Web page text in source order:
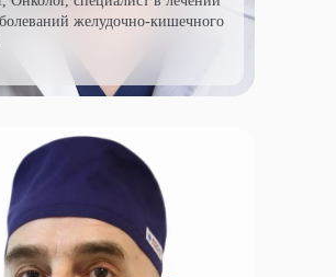
желудочно-кишечного